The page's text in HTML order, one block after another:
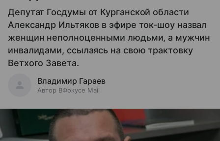
Депутат Госдумы от Курганской области
Александр Ильтяков в эфире ток-шоу назвал
женщин неполноценными людьми, а мужчин
инвалидами, ссылаясь на свою трактовку
Ветхого Завета.
Владимир Гараев
Автор ВФокусе Mail